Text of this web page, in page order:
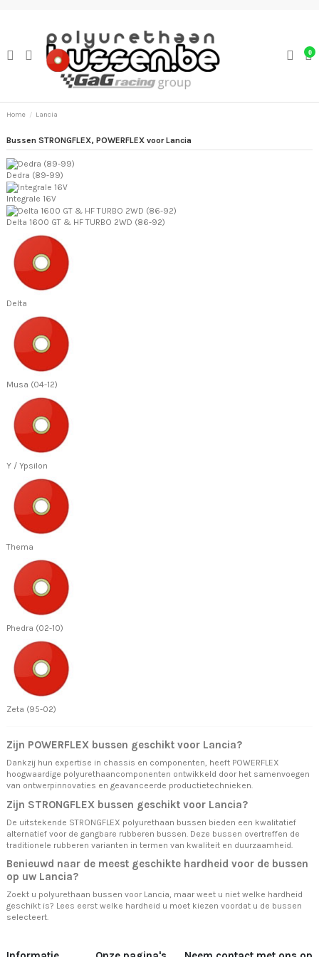
0
Home Lancia
Bussen STRONGFLEX, POWERFLEX voor Lancia
Dedra (89-99)
Integrale 16V
Delta 1600 GT & HF TURBO 2WD (86-92)
Delta
Musa (04-12)
Y / Ypsilon
Thema
Phedra (02-10)
Zeta (95-02)
Zijn POWERFLEX bussen geschikt voor Lancia?
Dankzij hun expertise in chassis en componenten, heeft POWERFLEX
hoogwaardige polyurethaancomponenten ontwikkeld door het samenvoegen
van ontwerpinnovaties en geavanceerde productietechnieken.
Zijn STRONGFLEX bussen geschikt voor Lancia?
De uitstekende STRONGFLEX polyurethaan bussen bieden een kwalitatief
alternatief voor de gangbare rubberen bussen. Deze bussen overtreffen de
traditionele rubberen varianten in termen van kwaliteit en duurzaamheid.
Benieuwd naar de meest geschikte hardheid voor de bussen
op uw Lancia?
Zoekt u polyurethaan bussen voor Lancia, maar weet u niet welke hardheid
geschikt is? Lees eerst welke hardheid u moet kiezen voordat u de bussen
selecteert.